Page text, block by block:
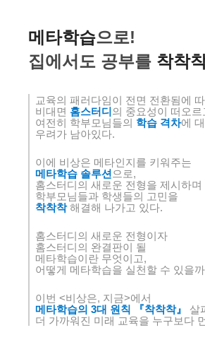
메타학습으로!
집에서도 공부를 착착
교육의 패러다임이 전면 전환됨에
비대면 홈스터디 의 중요성이 떠오
여전히 학부모님들의 학습 격차에
우려가 남아있다.
이에 비상은 메타인지를 키워주는
메타학습 솔루션 으로,
홈스터디의 새로운 전형을 제시하며
학부모님들과 학생들의 고민을
착착착해결해 나가고 있다.
홈스터디의 새로운 전형이자
홈스터디의 완결판이 될
메타학습이란 무엇이고,
어떻게 메타학습을 실천할 수 있을
이번 <비상은, 지금>에서
메타학습의 3대 원칙 『착착착』
살
더 가까워진 미래 교육을 누구보다